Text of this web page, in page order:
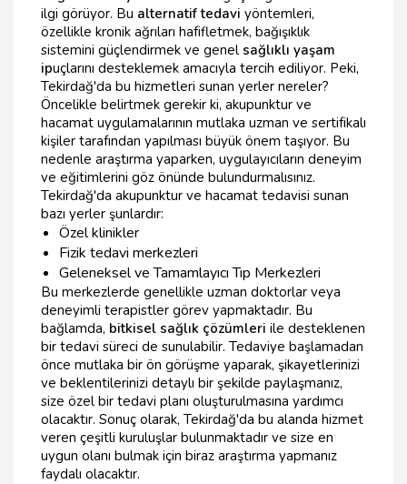
ilgi görüyor. Bu alternatif tedavi yöntemleri,
özellikle kronik ağrıları hafifletmek, bağışıklık
sistemini güçlendirmek ve genel sağlıklı yaşam
ipuçlarını desteklemek amacıyla tercih ediliyor. Peki,
Tekirdağ'da bu hizmetleri sunan yerler nereler?
Öncelikle belirtmek gerekir ki, akupunktur ve
hacamat uygulamalarının mutlaka uzman ve sertifikalı
kişiler tarafından yapılması büyük önem taşıyor. Bu
nedenle araştırma yaparken, uygulayıcıların deneyim
ve eğitimlerini göz önünde bulundurmalısınız.
Tekirdağ'da akupunktur ve hacamat tedavisi sunan
bazı yerler şunlardır:
Özel klinikler
Fizik tedavi merkezleri
Geleneksel ve Tamamlayıcı Tıp Merkezleri
Bu merkezlerde genellikle uzman doktorlar veya
deneyimli terapistler görev yapmaktadır. Bu
bağlamda, bitkisel sağlık çözümleri ile desteklenen
bir tedavi süreci de sunulabilir. Tedaviye başlamadan
önce mutlaka bir ön görüşme yaparak, şikayetlerinizi
ve beklentilerinizi detaylı bir şekilde paylaşmanız,
size özel bir tedavi planı oluşturulmasına yardımcı
olacaktır. Sonuç olarak, Tekirdağ'da bu alanda hizmet
veren çeşitli kuruluşlar bulunmaktadır ve size en
uygun olanı bulmak için biraz araştırma yapmanız
faydalı olacaktır.